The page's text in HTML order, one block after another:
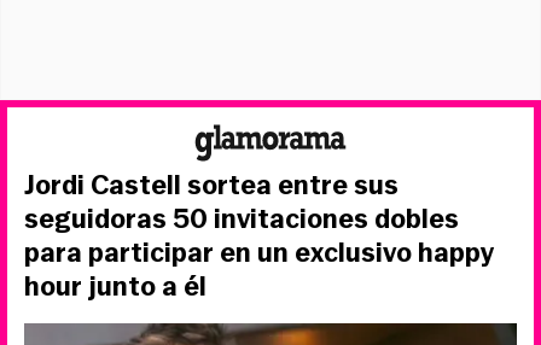
Jordi Castell sortea entre sus
seguidoras 50 invitaciones dobles
para participar en un exclusivo happy
hour junto a él